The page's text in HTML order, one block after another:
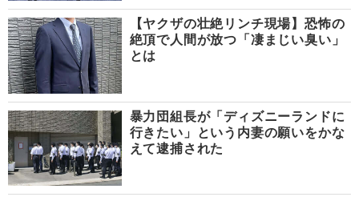
【ヤクザの壮絶リンチ現場】恐怖の
絶頂で人間が放つ「凄まじい臭い」
とは
暴力団組長が「ディズニーランドに
行きたい」という内妻の願いをかな
えて逮捕された